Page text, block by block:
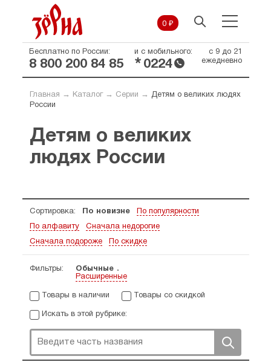
0 ₽
Бесплатно по России:
8 800 200 84 85
и с мобильного:
* 0224
с 9 до 21
ежедневно
Главная → Каталог→ Серии → Детям о великих людях
России
Детям о великих
людях России
Сортировка: По новизне По популярности
По алфавиту Сначала недорогие
Сначала подороже По скидке
Фильтры:
Обычные
Расширенные
Товары в наличии Товары со скидкой
Искать в этой рубрике: